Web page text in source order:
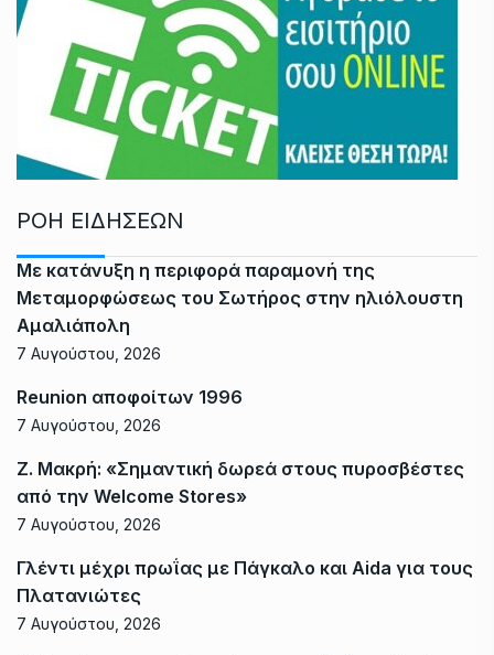
ΡΟΗ ΕΙΔΗΣΕΩΝ
Με κατάνυξη η περιφορά παραμονή της
Μεταμορφώσεως του Σωτήρος στην ηλιόλουστη
Αμαλιάπολη
7 Αυγούστου, 2026
Reunion αποφοίτων 1996
7 Αυγούστου, 2026
Ζ. Μακρή: «Σημαντική δωρεά στους πυροσβέστες
από την Welcome Stores»
7 Αυγούστου, 2026
Γλέντι μέχρι πρωΐας με Πάγκαλο και Aida για τους
Πλατανιώτες
7 Αυγούστου, 2026